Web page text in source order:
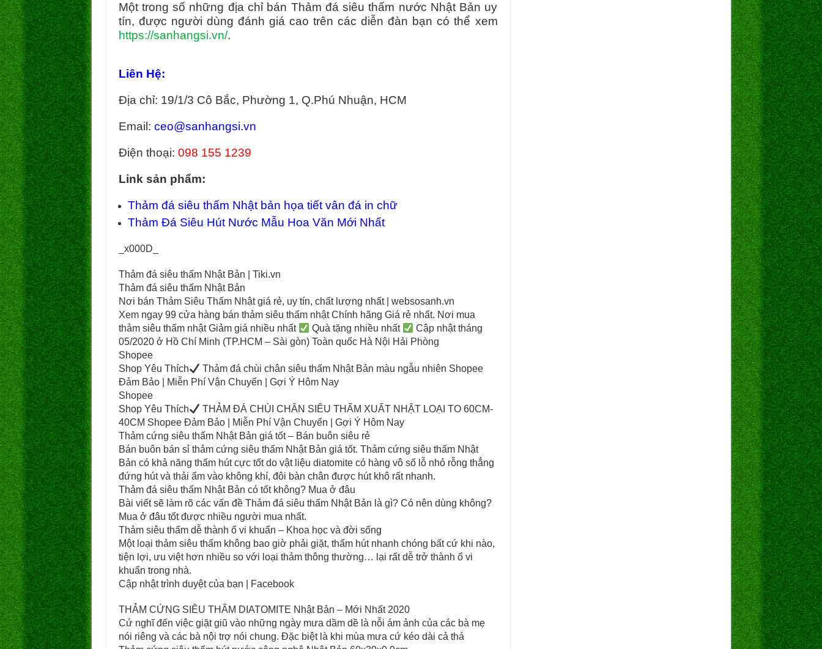
Một trong số những địa chỉ bán Thảm đá siêu thấm nước Nhật Bản uy
tín, được người dùng đánh giá cao trên các diễn đàn bạn có thể xem
https://sanhangsi.vn/.
Liên Hệ:
Địa chỉ: 19/1/3 Cô Bắc, Phường 1, Q.Phú Nhuận, HCM
Email: ceo@sanhangsi.vn
Điện thoại: 098 155 1239
Link sản phẩm:
Thảm đá siêu thấm Nhật bản họa tiết vân đá in chữ
Thảm Đá Siêu Hút Nước Mẫu Hoa Văn Mới Nhất
_x000D_
Thảm đá siêu thấm Nhật Bản | Tiki.vn
Thảm đá siêu thấm Nhật Bản
Nơi bán Thảm Siêu Thấm Nhật giá rẻ, uy tín, chất lượng nhất | websosanh.vn
Xem ngay 99 cửa hàng bán thảm siêu thấm nhật Chính hãng Giá rẻ nhất. Nơi mua
thảm siêu thấm nhật Giảm giá nhiều nhất
Quà tặng nhiều nhất
Cập nhật tháng
05/2020 ở Hồ Chí Minh (TP.HCM – Sài gòn) Toàn quốc Hà Nội Hải Phòng
Shopee
Shop Yêu Thích
Thảm đá chùi chân siêu thấm Nhật Bản màu ngẫu nhiên Shopee
Đảm Bảo | Miễn Phí Vận Chuyển | Gợi Ý Hôm Nay
Shopee
Shop Yêu Thích
THẢM ĐÁ CHÙI CHÂN SIÊU THẤM XUẤT NHẬT LOẠI TO 60CM-
40CM Shopee Đảm Bảo | Miễn Phí Vận Chuyển | Gợi Ý Hôm Nay
Thảm cứng siêu thấm Nhật Bản giá tốt – Bán buôn siêu rẻ
Bán buôn bán sỉ thảm cứng siêu thấm Nhật Bản giá tốt. Thảm cứng siêu thấm Nhật
Bản có khả năng thấm hút cực tốt do vật liệu diatomite có hàng vô số lỗ nhỏ rỗng thẳng
đứng hút và thải ẩm vào không khí, đôi bàn chân được hút khô rất nhanh.
Thảm đá siêu thấm Nhật Bản có tốt không? Mua ở đâu
Bài viết sẽ làm rõ các vấn đề Thảm đá siêu thấm Nhật Bản là gì? Có nên dùng không?
Mua ở đâu tốt được nhiều người mua nhất.
Thảm siêu thấm dễ thành ổ vi khuẩn – Khoa học và đời sống
Một loại thảm siêu thấm không bao giờ phải giặt, thấm hút nhanh chóng bất cứ khi nào,
tiện lợi, ưu việt hơn nhiều so với loại thảm thông thường… lại rất dễ trở thành ổ vi
khuẩn trong nhà.
Cập nhật trình duyệt của bạn | Facebook
THẢM CỨNG SIÊU THẤM DIATOMITE Nhật Bản – Mới Nhất 2020
Cứ nghĩ đến việc giặt giũ vào những ngày mưa dầm dề là nỗi ám ảnh của các bà mẹ
nói riêng và các bà nội trợ nói chung. Đặc biệt là khi mùa mưa cứ kéo dài cả thá